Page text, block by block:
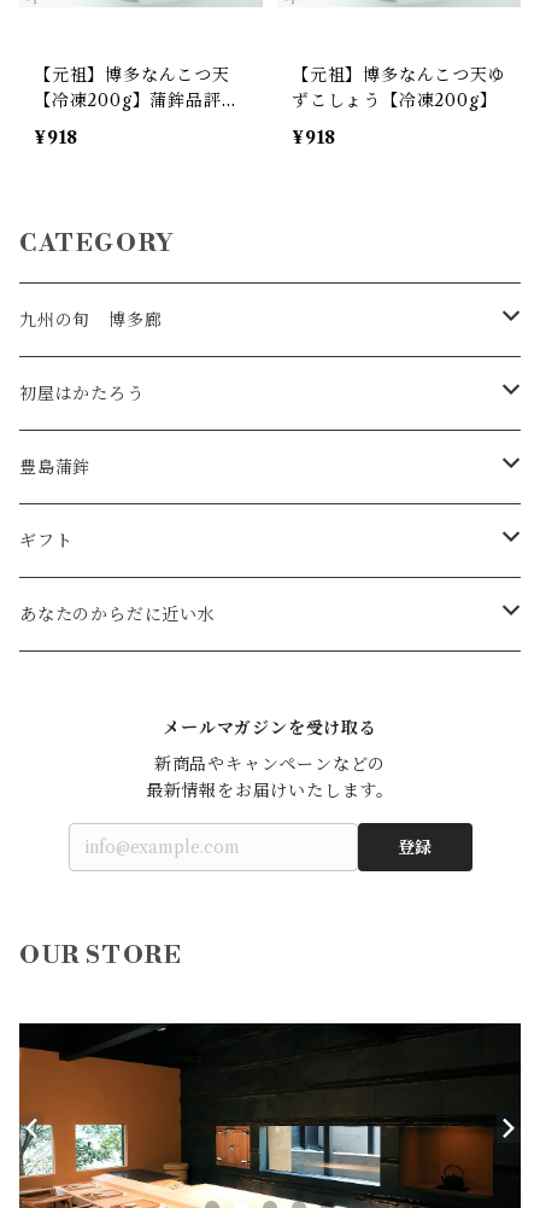
【元祖】博多なんこつ天
【冷凍200g】蒲鉾品評
会 農林水産大臣賞
¥918
【元祖】博多なんこつ天ゆ
ずこしょう【冷凍200g】
¥918
CATEGORY
九州の旬 博多廊
食品
調味料
初屋はかたろう
食品
調味料
豊島蒲鉾
蒲鉾
ギフト
調味料セット
あなたのからだに近い水
メールマガジンを受け取る
新商品やキャンペーンなどの
最新情報をお届けいたします。
登録
OUR STORE